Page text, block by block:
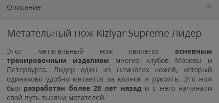
Описание
Метательный нож Kizlyar Supreme Лидер
Этот метательный нож является основным
тренировочным изделием многих клубов Москвы и
Петербурга. Лидер один из немногих ножей, который
одинаково удобно метается за клинок и рукоять. Это нож
был разработан более 20 лет назади с него начинали
свой путь тысячи метателей.